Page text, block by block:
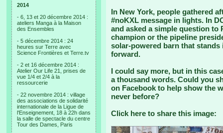
2014
- 6, 13 et 20 décembre 2014 :
ateliers Manga à la Maison
des Ensembles
- 5 décembre 2014 : 24
heures sur Terre avec
Science Frontières et Terre.tv
- 2 et 16 décembre 2014 :
Atelier Our Life 21, prises de
vue 1/4 et 2/4 à la
ressourcerie
- 22 novembre 2014 : village
des associations de solidarité
internationale de la Ligue de
l'Enseignement, 18 à 22h dans
la salle de spectacle du centre
Tour des Dames, Paris
In New York, people gathered
#noKXL message in lights. In
and asked a simple question to
champion or the pipeline
solar-powered barn that
forward.
I could say more, but in this
a thousand words. Could you
on Facebook to help show the
never before?
Click here to share this image: